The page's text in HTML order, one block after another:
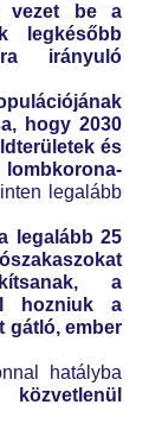
vezet be a
legkésőbb
irányuló
hogy 2030
és
legalább
legalább 25
a
hozniuk a
gátló, ember
hatályba